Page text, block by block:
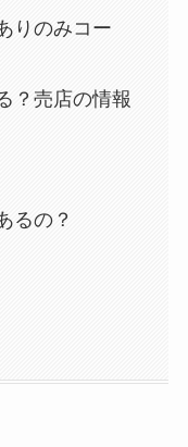
りのみコー
？売店の情報
るの？